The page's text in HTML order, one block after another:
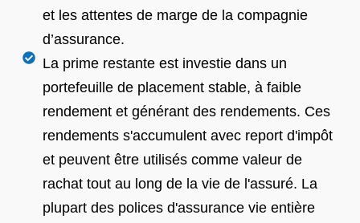
et les attentes de marge de la compagnie
d’assurance.
La prime restante est investie dans un
portefeuille de placement stable, à faible
rendement et générant des rendements. Ces
rendements s'accumulent avec report d'impôt
et peuvent être utilisés comme valeur de
rachat tout au long de la vie de l'assuré. La
plupart des polices d'assurance vie entière